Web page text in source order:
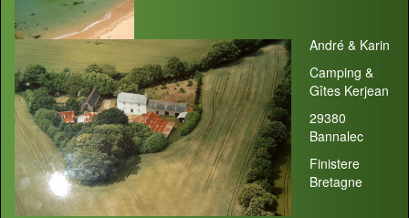
André & Karin
Camping &
Gîtes Kerjean
29380
Bannalec
Finistere
Bretagne